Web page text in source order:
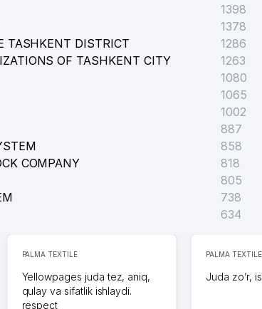
1398
1378
TASHKENT DISTRICT
1286
OF TASHKENT CITY
1263
1080
1065
1002
887
858
COMPANY
818
805
738
634
PALMA TEXTILE
Yellowpages juda tez, aniq,
qulay va sifatlik ishlaydi.
respect
PALMA TEXTILE
Juda zo’r,